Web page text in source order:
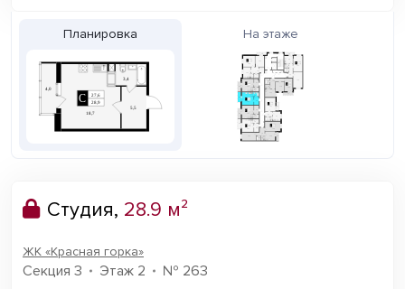
Планировка На этаже
Студия, 28.9 м²
ЖК «Красная горка»
Секция 3 Этаж 2 № 263